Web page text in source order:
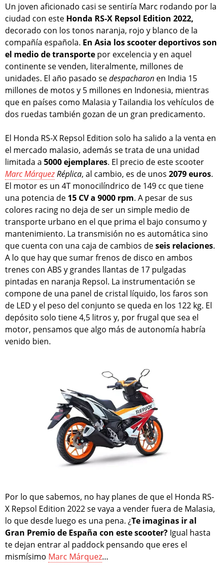
Un joven aficionado casi se sentiría Marc rodando por la
ciudad con este Honda RS-X Repsol Edition 2022,
decorado con los tonos naranja, rojo y blanco de la
compañía española. En Asia los scooter deportivos son
el medio de transporte por excelencia y en aquel
continente se venden, literalmente, millones de
unidades. El año pasado sedespacharon en India 15
millones de motos y 5 millones en Indonesia, mientras
que en países como Malasia y Tailandia los vehículos de
dos ruedas también gozan de un gran predicamento.
El Honda RS-X Repsol Edition solo ha salido a la venta en
el mercado malasio, además se trata de una unidad
limitada a 5000 ejemplares. El precio de este scooter
Marc MárquezRéplica, al cambio, es de unos 2079 euros.
El motor es un 4T monocilíndrico de 149 cc que tiene
una potencia de 15 CV a 9000 rpm. A pesar de sus
colores racing no deja de ser un simple medio de
transporte urbano en el que prima el bajo consumo y
mantenimiento. La transmisión no es automática sino
que cuenta con una caja de cambios deseis relaciones.
A lo que hay que sumar frenos de disco en ambos
trenes con ABS y grandes llantas de 17 pulgadas
pintadas en naranja Repsol. La instrumentación se
compone de una panel de cristal líquido, los faros son
de LED y el peso del conjunto se queda en los 122 kg. El
depósito solo tiene 4,5 litros y, por frugal que sea el
motor, pensamos que algo más de autonomía habría
venido bien.
Por lo que sabemos, no hay planes de que el Honda RS-
X Repsol Edition 2022 se vaya a vender fuera de Malasia,
lo que desde luego es una pena. ¿Te imaginas ir al
Gran Premio de España con este scooter? Igual hasta
te dejan entrar al paddock pensando que eres el
mismísimo Marc Márquez…